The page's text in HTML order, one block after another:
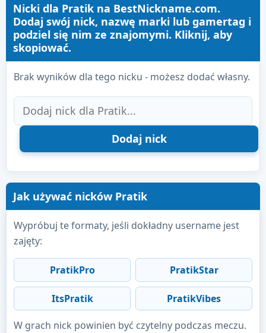
Nicki dla Pratik na BestNickname.com.
Dodaj swój nick, nazwę marki lub gamertag i
podziel się nim ze znajomymi. Kliknij, aby
skopiować.
Brak wyników dla tego nicku - możesz dodać własny.
Jak używać nicków Pratik
Wypróbuj te formaty, jeśli dokładny username jest
zajęty:
PratikPro PratikStar
ItsPratik PratikVibes
W grach nick powinien być czytelny podczas meczu.